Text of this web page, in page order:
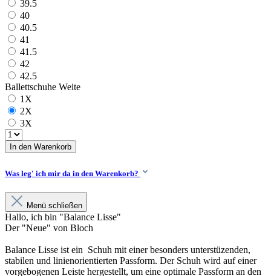
39.5
40
40.5
41
41.5
42
42.5
Ballettschuhe Weite
1X
2X
3X
In den Warenkorb
Was leg' ich mir da in den Warenkorb?
Menü schließen
Hallo, ich bin "Balance Lisse"
Der "Neue" von Bloch
Balance Lisse ist ein Schuh mit einer besonders unterstüzenden,
stabilen und linienorientierten Passform. Der Schuh wird auf einer
vorgebogenen Leiste hergestellt, um eine optimale Passform an den